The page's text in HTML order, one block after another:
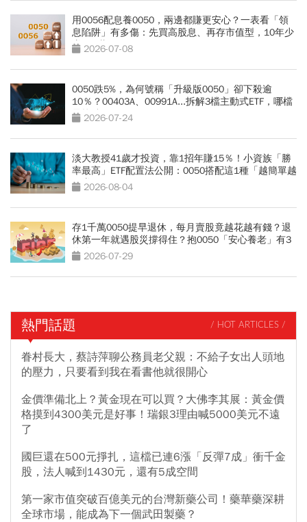
用0056配息養0050，兩邊都賺更安心？一表看「領
息陷阱」有多傷：先買高股息、再存市值型，10年少
賺330萬
2026-07-08
0050跌5%，為何號稱「升級版0050」卻下殺逾
10％？00403A、00991A...拆解3檔主動式ETF，哪檔
最抗跌？
2026-07-24
淡大教授41歲才投資，靠1招年賺15％！小資族「勝
率最高」ETF配置法公開：0050搭配這1種「越簡單越
好賺」
2026-08-04
存1千萬0050提早退休，每月賣股竟越花越有錢？退
休第一年就遇股災撐得住？抱0050「安心養老」有3
條件2026-07-29
熱門話題 / HOT ARTICLES /
眷村長大，蔡詩萍聊公務員老父親：不給子女出人頭地
的壓力，只要看到我在看書他就很開心
金價準備北上？黃金現在可以買？大佛李其展：黃金價
格摸到4300美元是好事！瑞銀3理由喊5000美元不遠
了
國巨還在500元掙扎，這檔已連6漲「反彈7成」衝千金
股，法人喊到1430元，還有5成空間
第一家市值突破百億美元的台灣新藥公司！藥華藥深耕
全球市場，能成為下一個武田製藥？